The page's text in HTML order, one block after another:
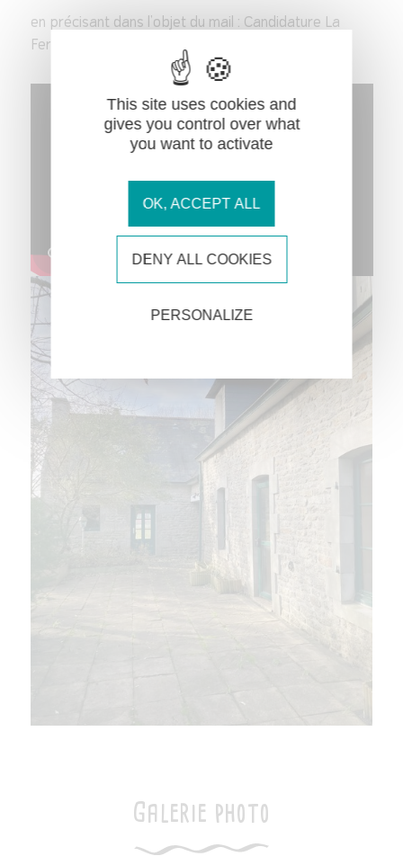
en précisant dans l'objet du mail : Candidature La
Ferme
Galerie photo
This site uses cookies and
gives you control over what
you want to activate
OK, ACCEPT ALL
DENY ALL COOKIES
PERSONALIZE